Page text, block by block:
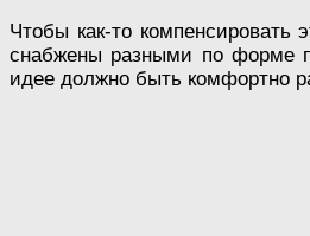
Чтобы как-то компенсировать
снабжены разными по форме
идее должно быть комфортно